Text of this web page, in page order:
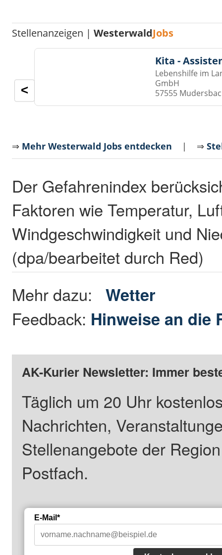
Stellenanzeigen |WesterwaldJobs
Kita -
Lebenshilfe im
GmbH
57555
<
⇒ Mehr Westerwald Jobs entdecken | ⇒
Der Gefahrenindex
Faktoren wie Temperatur,
Windgeschwindigkeit und
(dpa/bearbeitet durch Red)
Mehr dazu:Wetter
Feedback: Hinweise an die
AK-Kurier Newsletter: Immer
Täglich um 20 Uhr
Nachrichten,
Stellenangebote der
Postfach.
E-Mail*